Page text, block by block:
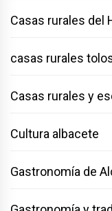
Casas rurales del
casas rurales
Casas rurales y
Cultura albacete
Gastronomía de